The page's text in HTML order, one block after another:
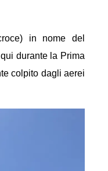
in nome del
durante la Prima
colpito dagli aerei